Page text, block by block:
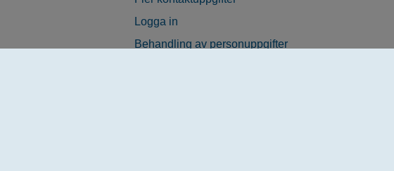
Logga in
Behandling av personuppgifter